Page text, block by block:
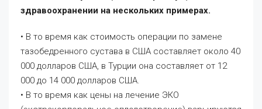
здравоохранении на нескольких примерах.
• В то время как стоимость операции по замене
тазобедренного сустава в США составляет около 40
000 долларов США, в Турции она составляет от 12
000 до 14 000 долларов США.
• В то время как цены на лечение ЭКО